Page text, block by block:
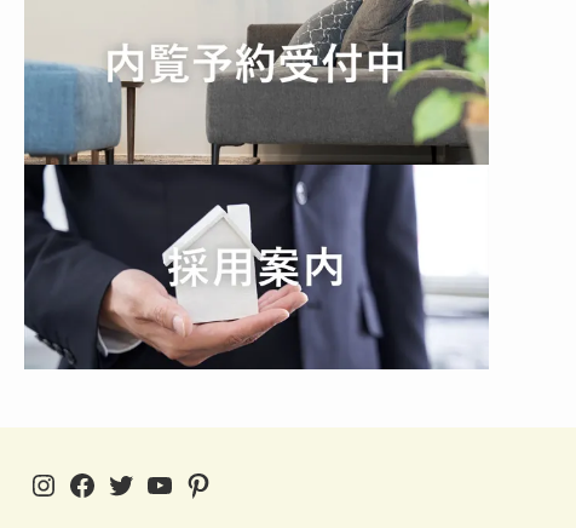
Instagram
Facebook
Twitter
YouTube
Pinterest